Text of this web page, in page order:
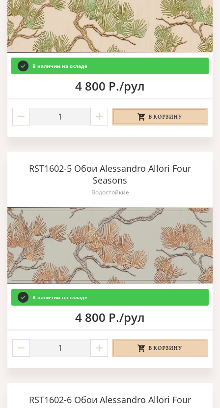
В наличии на складе
4 800 Р./рул
В КОРЗИНУ
RST1602-5 Обои Alessandro Allori Four
Seasons
Водостойкие
В наличии на складе
4 800 Р./рул
В КОРЗИНУ
RST1602-6 Обои Alessandro Allori Four